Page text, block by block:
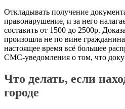
Откладывать получение
правонарушение, и за него
составить от 1500 до 2500р.
произошла не по вине
настоящее время всё большее
СМС-уведомления о том, что
Что делать, если
городе